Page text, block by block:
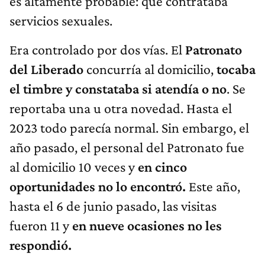
servicios sexuales.
Era controlado por dos vías. El Patronato
del Liberado concurría al domicilio,tocaba
el timbre y constataba si atendía o no. Se
reportaba una u otra novedad. Hasta el
2023 todo parecía normal. Sin embargo, el
año pasado, el personal del Patronato fue
al domicilio 10 veces yen cinco
oportunidades no lo encontró. Este año,
hasta el 6 de junio pasado, las visitas
fueron 11 yen nueve ocasiones no les
respondió.